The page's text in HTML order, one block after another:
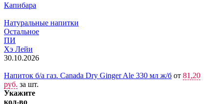
Капибара
Натуральные напитки
Остальное
ПИ
Хэ Лейи
30.10.2026
Напиток б/а газ. Canada Dry Ginger Ale 330 мл ж/б от 81,20
руб. за шт.
Укажите
кол-во